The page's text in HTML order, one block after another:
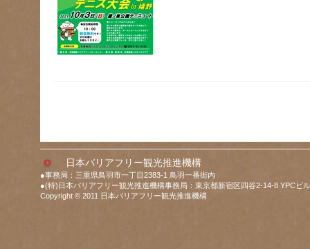
日本バリアフリー観光推進機構
●事務局：三重県鳥羽市一丁目2383-1 鳥羽一番街内
●(特)日本バリアフリー観光推進機構事務局：東京都新宿区四谷2-14-8 YPCビ
Copyright © 2011 日本バリアフリー観光推進機構